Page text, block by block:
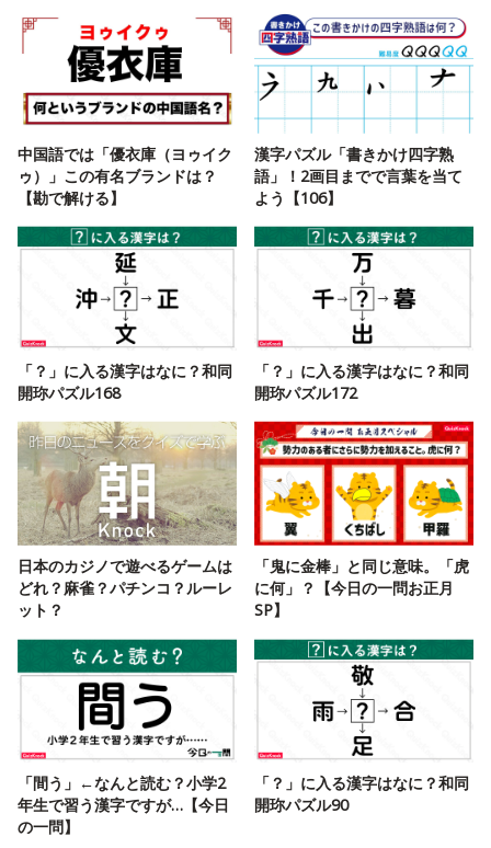
中国語では「優衣庫（ヨゥイク
ゥ）」この有名ブランドは？
【勘で解ける】
漢字パズル「書きかけ四字熟
語」！2画目までで言葉を当て
よう【106】
「？」に入る漢字はなに？和同
開珎パズル168
「？」に入る漢字はなに？和同
開珎パズル172
日本のカジノで遊べるゲームは
どれ？麻雀？パチンコ？ルーレ
ット？
「鬼に金棒」と同じ意味。「虎
に何」？【今日の一問お正月
SP】
「間う」←なんと読む？小学2
年生で習う漢字ですが…【今日
の一問】
「？」に入る漢字はなに？和同
開珎パズル90